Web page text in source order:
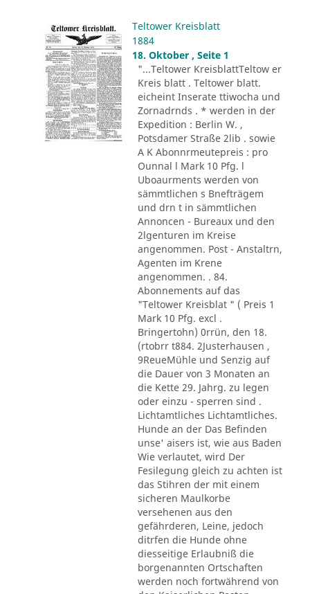
Teltower Kreisblatt
1884
18. Oktober , Seite 1
"...Teltower KreisblattTeltow er
Kreis blatt . Teltower blatt.
eicheint Inserate ttiwocha und
Zornadrnds . * werden in der
Expedition : Berlin W. ,
Potsdamer Straße 2lib . sowie
A K Abonnrmeutepreis : pro
Ounnal l Mark 10 Pfg. l
Uboaurments werden von
sämmtlichen s Bnefträgem
und drn t in sämmtlichen
Annoncen - Bureaux und den
2lgenturen im Kreise
angenommen. Post - Anstaltrn,
Agenten im Krene
angenommen. . 84.
Abonnements auf das
"Teltower Kreisblat " ( Preis 1
Mark 10 Pfg. excl .
Bringertohn) 0rrün, den 18.
(rtobrr t884. 2Justerhausen ,
9ReueMühle und Senzig auf
die Dauer von 3 Monaten an
die Kette 29. Jahrg. zu legen
oder einzu - sperren sind .
Lichtamtliches Lichtamtliches.
Hunde an der Das Befinden
unse' aisers ist, wie aus Baden
Wie verlautet, wird Der
Fesilegung gleich zu achten ist
das Stihren der mit einem
sicheren Maulkorbe
versehenen aus den
gefährderen, Leine, jedoch
ditrfen die Hunde ohne
diesseitige Erlaubniß die
borgenannten Ortschaften
werden noch fortwährend von